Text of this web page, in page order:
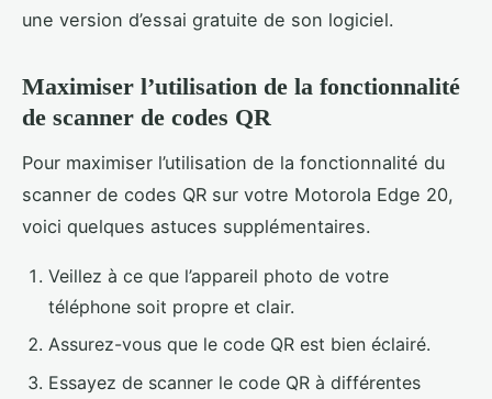
une version d’essai gratuite de son logiciel.
Maximiser l’utilisation de la fonctionnalité
de scanner de codes QR
Pour maximiser l’utilisation de la fonctionnalité du
scanner de codes QR sur votre Motorola Edge 20,
voici quelques astuces supplémentaires.
Veillez à ce que l’appareil photo de votre
téléphone soit propre et clair.
Assurez-vous que le code QR est bien éclairé.
Essayez de scanner le code QR à différentes